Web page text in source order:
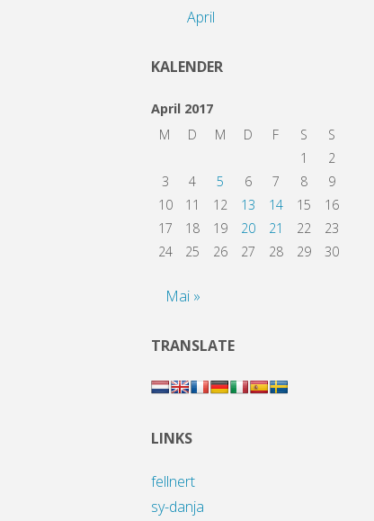
April
KALENDER
April 2017
M
D M D F S
S
1
2
3
4 5 6 7 8
9
10
11 12 13 14 15
16
17
18 19 20 21 22
23
24
25 26 27 28 29 30
Mai »
TRANSLATE
LINKS
fellnert
sy-danja